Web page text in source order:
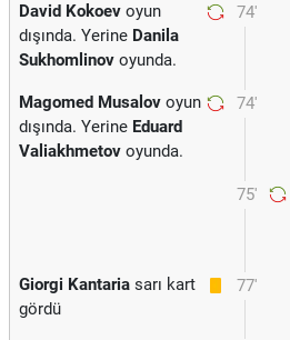
74'
David Kokoev oyun
dışında. Yerine Danila
Sukhomlinov oyunda.
74'
Magomed Musalov oyun
dışında. Yerine Eduard
Valiakhmetov oyunda.
75'
77'
Giorgi Kantaria sarı kart
gördü